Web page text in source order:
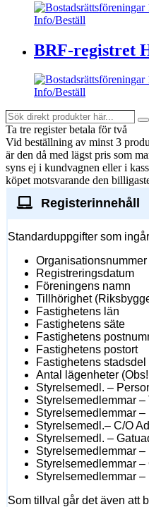
Info/Beställ
BRF-registret
Info/Beställ
Sök
direkt
produkter
här...
Ta tre register betala för två
Vid beställning av minst 3
är den då med lägst pris som
syns ej i kundvagnen eller i
köpet motsvarande den
Registerinnehåll
Standarduppgifter som
Organisationsnummer
Registreringsdatum
Föreningens namn
Tillhörighet
Fastighetens län
Fastighetens säte
Fastighetens
Fastighetens postort
Fastighetens stadsdel
Antal lägenheter
Styrelsemedl. –
Styrelsemedlemmar –
Styrelsemedlemmar –
Styrelsemedl.– C/O
Styrelsemedl. –
Styrelsemedlemmar –
Styrelsemedlemmar –
Styrelsemedlemmar –
Som tillval går det även att